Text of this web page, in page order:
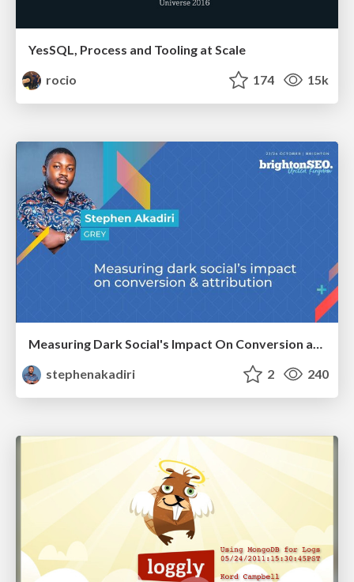
YesSQL, Process and Tooling at Scale
rocio
174 15k
Measuring Dark Social's Impact On Conversion and Attribution
stephenakadiri
2 240